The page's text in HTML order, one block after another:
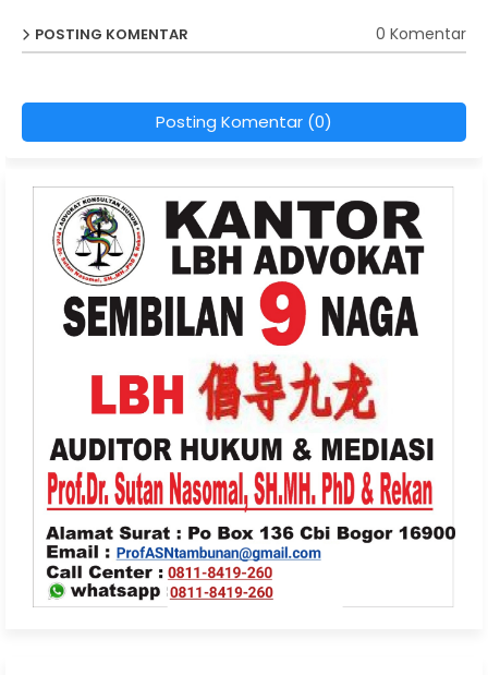
POSTING KOMENTAR 0 Komentar
Posting Komentar (0)